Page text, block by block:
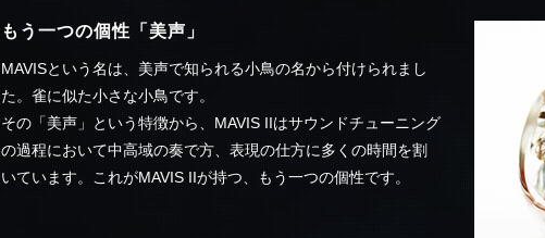
もう一つの個性「美声」
MAVISという名は、美声で知られる小鳥の名から付けられまし
た。雀に似た小さな小鳥です。
その「美声」という特徴から、MAVIS IIはサウンドチューニング
の過程において中高域の奏で方、表現の仕方に多くの時間を割
いています。これがMAVIS IIが持つ、もう一つの個性です。